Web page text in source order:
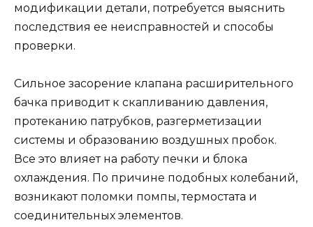
модификации детали, потребуется выяснить
последствия ее неисправностей и способы
проверки.
Сильное засорение клапана расширительного
бачка приводит к скапливанию давления,
протеканию патрубков, разгерметизации
системы и образованию воздушных пробок.
Все это влияет на работу печки и блока
охлаждения. По причине подобных колебаний,
возникают поломки помпы, термостата и
соединительных элементов.